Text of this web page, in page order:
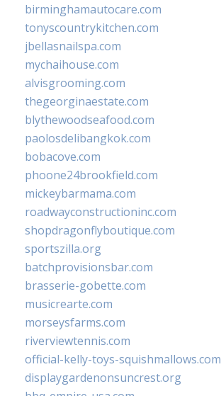
birminghamautocare.com
tonyscountrykitchen.com
jbellasnailspa.com
mychaihouse.com
alvisgrooming.com
thegeorginaestate.com
blythewoodseafood.com
paolosdelibangkok.com
bobacove.com
phoone24brookfield.com
mickeybarmama.com
roadwayconstructioninc.com
shopdragonflyboutique.com
sportszilla.org
batchprovisionsbar.com
brasserie-gobette.com
musicrearte.com
morseysfarms.com
riverviewtennis.com
official-kelly-toys-squishmallows.com
displaygardenonsuncrest.org